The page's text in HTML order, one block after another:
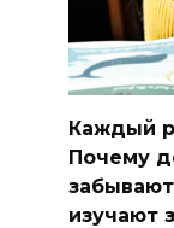
Каждый
Почему
изучают